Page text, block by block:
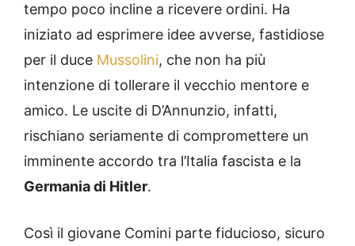
tempo poco incline a ricevere ordini. Ha
iniziato ad esprimere idee avverse, fastidiose
per il duce Mussolini, che non ha più
intenzione di tollerare il vecchio mentore e
amico. Le uscite di D’Annunzio, infatti,
rischiano seriamente di compromettere un
imminente accordo tra l’Italia fascista e la
Germania di Hitler.
Così il giovane Comini parte fiducioso, sicuro